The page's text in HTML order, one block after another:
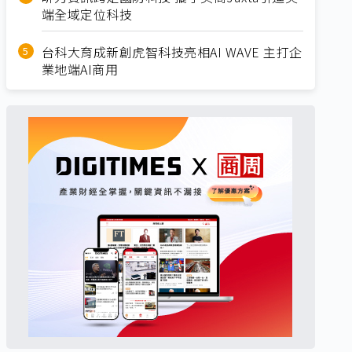
端全域定位科技
台科大育成新創虎智科技亮相AI WAVE 主打企
業地端AI商用